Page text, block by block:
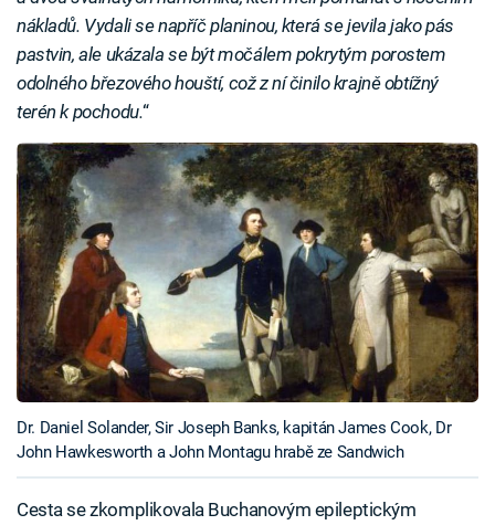
nákladů. Vydali se napříč planinou, která se jevila jako pás
pastvin, ale ukázala se být močálem pokrytým porostem
odolného březového houští, což z ní činilo krajně obtížný
terén k pochodu.“
Dr. Daniel Solander, Sir Joseph Banks, kapitán James Cook, Dr
John Hawkesworth a John Montagu hrabě ze Sandwich
Cesta se zkomplikovala Buchanovým epileptickým